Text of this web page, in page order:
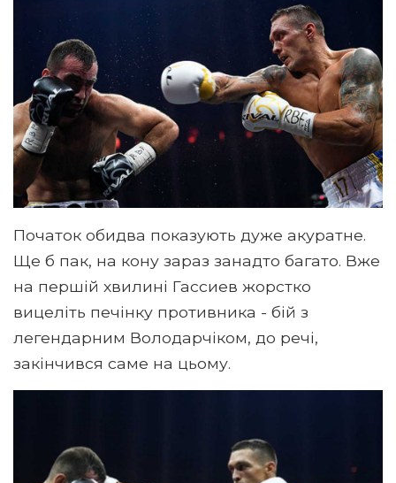
Початок обидва показують дуже акуратне.
Ще б пак, на кону зараз занадто багато. Вже
на першій хвилині Гассиев жорстко
вицеліть печінку противника - бій з
легендарним Володарчіком, до речі,
закінчився саме на цьому.